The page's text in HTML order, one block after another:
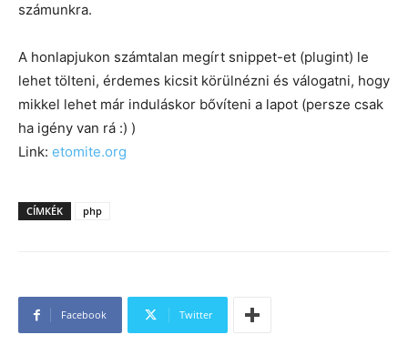
számunkra.
A honlapjukon számtalan megírt snippet-et (plugint) le
lehet tölteni, érdemes kicsit körülnézni és válogatni, hogy
mikkel lehet már induláskor bővíteni a lapot (persze csak
ha igény van rá :) )
Link: etomite.org
CÍMKÉK php
Facebook Twitter